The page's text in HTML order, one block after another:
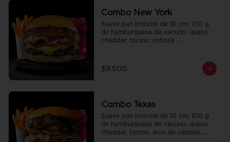
Combo New York
Suave pan brioche de 10 cm, 100 g
de hamburguesa de vacuno, queso
cheddar, tocino, cebolla
condimentadas, salsa de la casa de
regalo a elección y una Bebida de
$9.500
Combo Texas
Suave pan brioche de 10 cm, 100 g
de hamburguesa de vacuno, queso
cheddar, tocino, aros de cebolla,